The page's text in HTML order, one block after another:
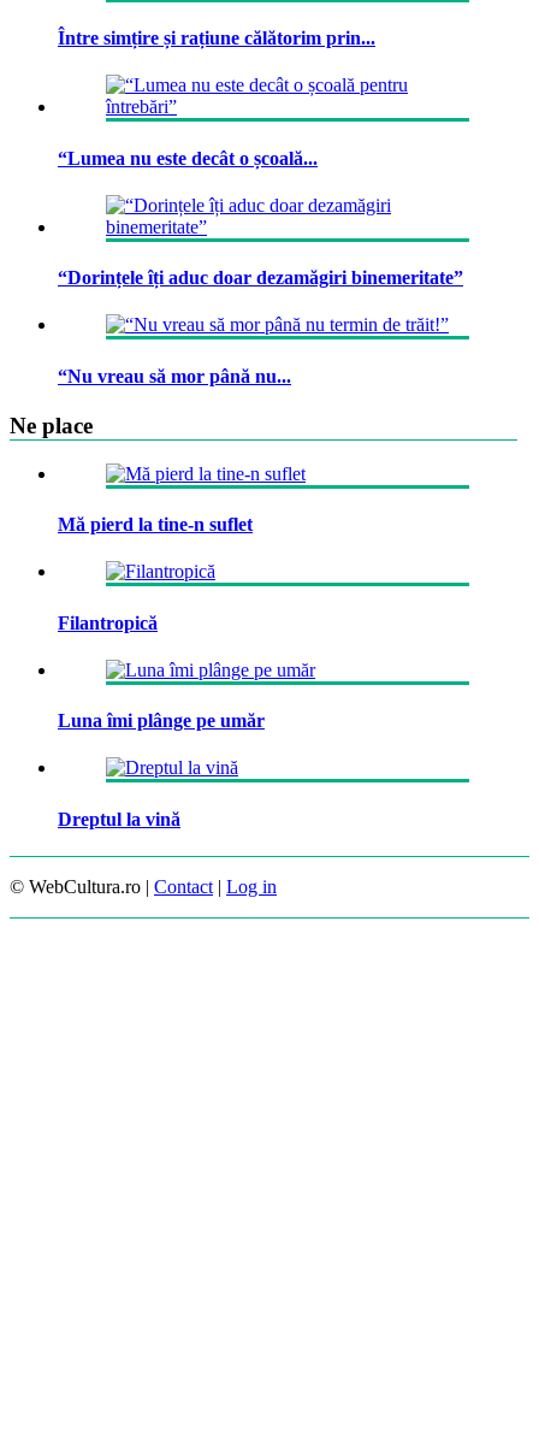
Între simțire și rațiune călătorim prin...
“Lumea nu este decât o școală...
“Dorințele îți aduc doar dezamăgiri binemeritate”
“Nu vreau să mor până nu...
Ne place
Mă pierd la tine-n suflet
Filantropică
Luna îmi plânge pe umăr
Dreptul la vină
© WebCultura.ro | Contact | Log in